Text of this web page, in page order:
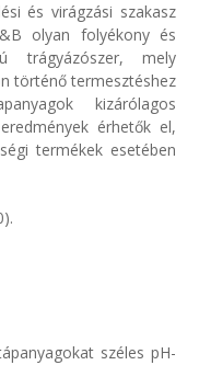
és virágzási szakasz
olyan folyékony és
trágyázószer, mely
történő termesztéshez
kizárólagos
érhetők el,
termékek esetében
széles pH-